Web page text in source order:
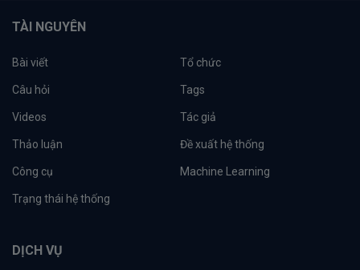
TÀI NGUYÊN
Bài viết Tổ chức
Câu hỏi Tags
Videos Tác giả
Thảo luận Đề xuất hệ thống
Công cụ Machine Learning
Trạng thái hệ thống
DỊCH VỤ